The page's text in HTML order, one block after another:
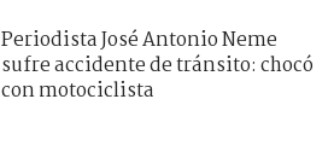
Periodista José Antonio Neme
sufre accidente de tránsito: chocó
con motociclista